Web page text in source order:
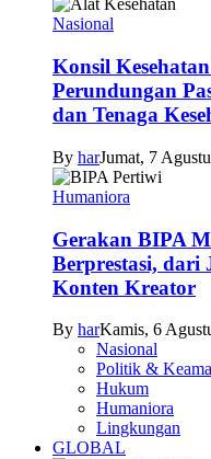
Nasional
Konsil
Perundungan
dan Tenaga
By harJumat, 7
Humaniora
Gerakan BIPA
Berprestasi, dari
Konten Kreator
By harKamis, 6
Nasional
Politik &
Hukum
Humaniora
Lingkungan
GLOBAL